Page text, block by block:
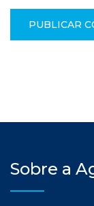
Sobre a